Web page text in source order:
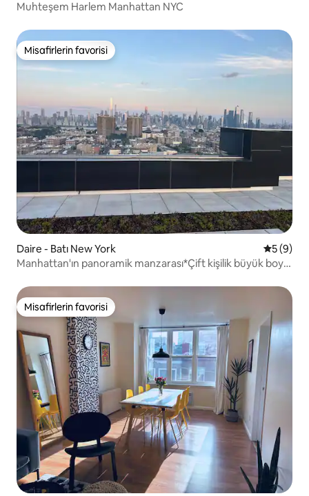
Muhteşem Harlem Manhattan NYC
Misafirlerin favorisi
Misafirlerin favorisi
Daire - Batı New York 55 (9)
Manhattan'ın panoramik manzarası*Çift kişilik büyük boy
Misafirlerin favorisi
Misafirlerin favorisi